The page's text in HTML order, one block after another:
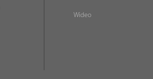
Wideo